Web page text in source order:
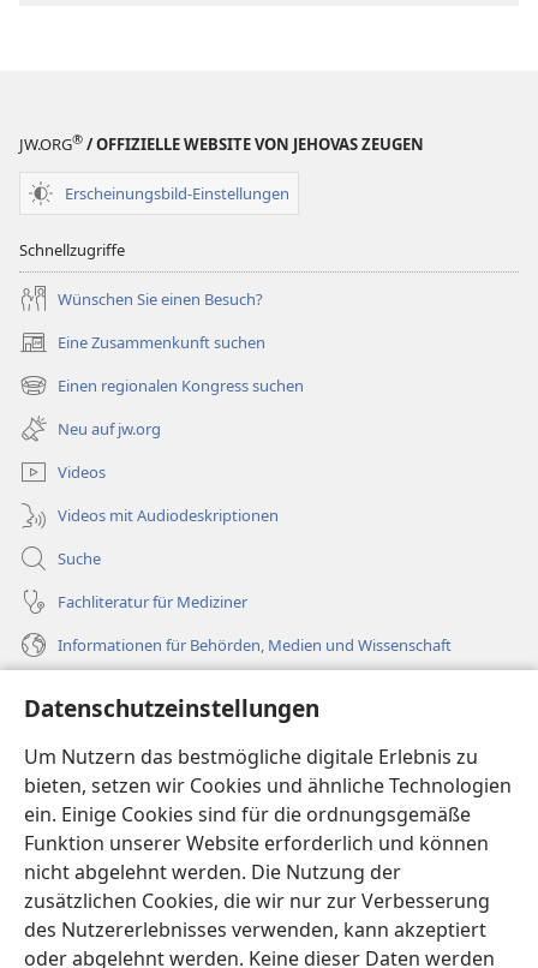
Datenschutzeinstellungen
Um Nutzern das bestmögliche digitale Erlebnis zu
bieten, setzen wir Cookies und ähnliche Technologien
ein. Einige Cookies sind für die ordnungsgemäße
Funktion unserer Website erforderlich und können
nicht abgelehnt werden. Die Nutzung der
zusätzlichen Cookies, die wir nur zur Verbesserung
des Nutzererlebnisses verwenden, kann akzeptiert
oder abgelehnt werden. Keine dieser Daten werden
JW.ORG® / OFFIZIELLE WEBSITE VON JEHOVAS ZEUGEN
Erscheinungsbild-Einstellungen
Schnellzugriffe
Wünschen Sie einen Besuch?
Eine Zusammenkunft suchen
(öffnet
neues
Fenster)
Einen regionalen Kongress suchen
(öffnet
neues
Fenster)
Neu auf jw.org
Videos
Videos mit Audiodeskriptionen
Suche
Fachliteratur für Mediziner
Informationen für Behörden, Medien und Wissenschaft
Spenden
(öffnet
neues
Fenster)Wachtturm ONLINE-BIBLIOTHEK
(öffnet
neues
Fenster)JW Hub®
(öffnet
neues
Fenster)JW Library